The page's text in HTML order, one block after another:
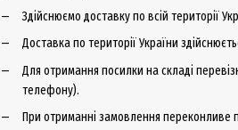
Здійснюємо доставку по всій території
Доставка по території України
Для отримання посилки на складі
телефону).
При отриманні замовлення переконливе